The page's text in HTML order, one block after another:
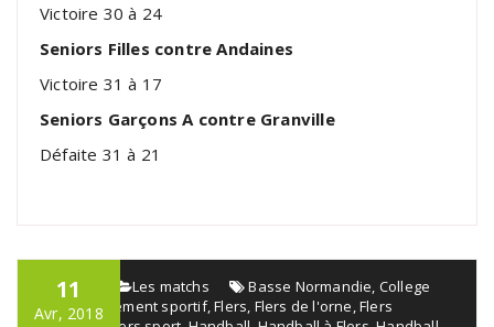
Victoire 30 à 24
Seniors Filles contre Andaines
Victoire 31 à 17
Seniors Garçons A contre Granville
Défaite 31 à 21
11
Avr, 2018
admin Les matchs Basse Normandie College
Flers,Événement sportif,Flers Flers de l'orne ,Flers